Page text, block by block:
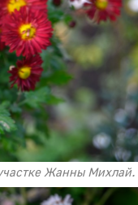
Жанны Михлай.